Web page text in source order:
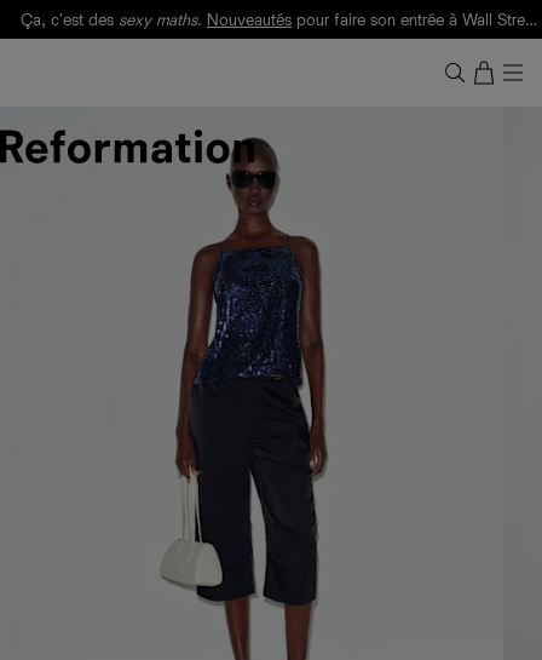
Ça, c'est des sexy maths. Nouveautés pour faire son entrée à Wall Street.